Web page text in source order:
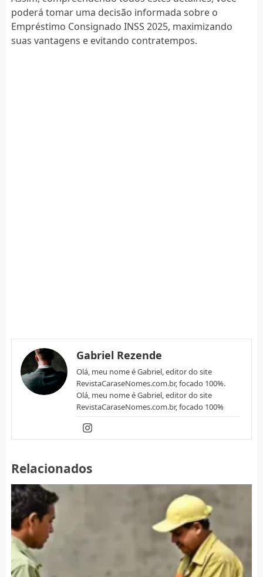
poderá tomar uma decisão informada sobre o
Empréstimo Consignado INSS 2025, maximizando
suas vantagens e evitando contratempos.
Gabriel Rezende
Olá, meu nome é Gabriel, editor do site
RevistaCaraseNomes.com.br, focado 100%.
Olá, meu nome é Gabriel, editor do site
RevistaCaraseNomes.com.br, focado 100%
Relacionados